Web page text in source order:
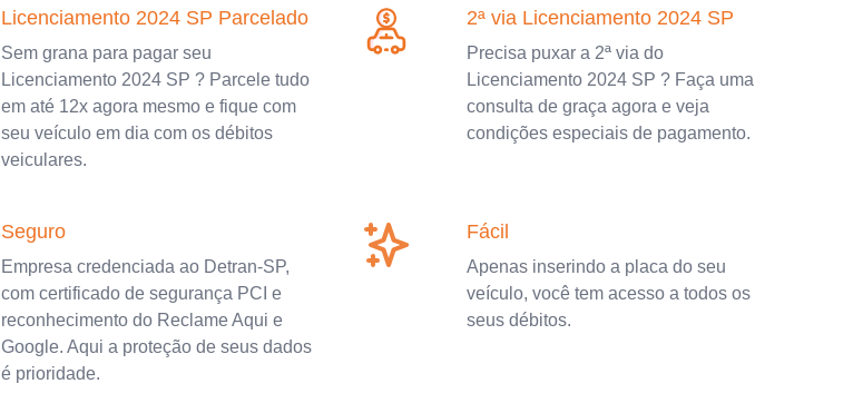
Licenciamento 2024 SP Parcelado
Sem grana para pagar seu
Licenciamento 2024 SP ? Parcele tudo
em até 12x agora mesmo e fique com
seu veículo em dia com os débitos
veiculares.
2ª via Licenciamento 2024 SP
Precisa puxar a 2ª via do
Licenciamento 2024 SP ? Faça uma
consulta de graça agora e veja
condições especiais de pagamento.
Seguro
Empresa credenciada ao Detran-SP,
com certificado de segurança PCI e
reconhecimento do Reclame Aqui e
Google. Aqui a proteção de seus dados
é prioridade.
Fácil
Apenas inserindo a placa do seu
veículo, você tem acesso a todos os
seus débitos.